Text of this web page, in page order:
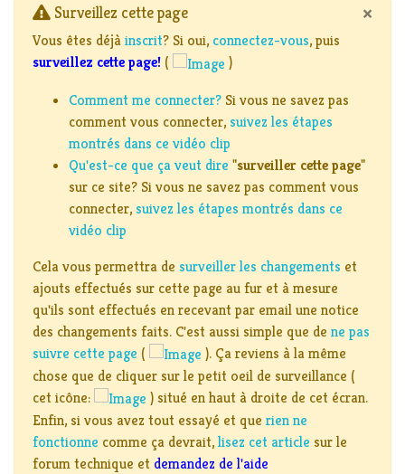
×
Surveillez cette page
Vous êtes déjàinscrit? Si oui, connectez-vous, puis
surveillez cette page! (
)
Comment me connecter? Si vous ne savez pas
comment vous connecter,suivez les étapes
montrés dans ce vidéo clip
Qu'est-ce que ça veut dire "surveiller cette page"
sur ce site? Si vous ne savez pas comment vous
connecter,suivez les étapes montrés dans ce
vidéo clip
Cela vous permettra de surveiller les changements et
ajouts effectués sur cette page au fur et à mesure
qu'ils sont effectués en recevant par email une notice
des changements faits. C'est aussi simple que de ne pas
suivre cette page (
). Ça reviens à la même
chose que de cliquer sur le petit oeil de surveillance (
cet icône:
) situé en haut à droite de cet écran.
Enfin, si vous avez tout essayé et que rien ne
fonctionne comme ça devrait,lisez cet article sur le
forum technique et demandez de l'aide